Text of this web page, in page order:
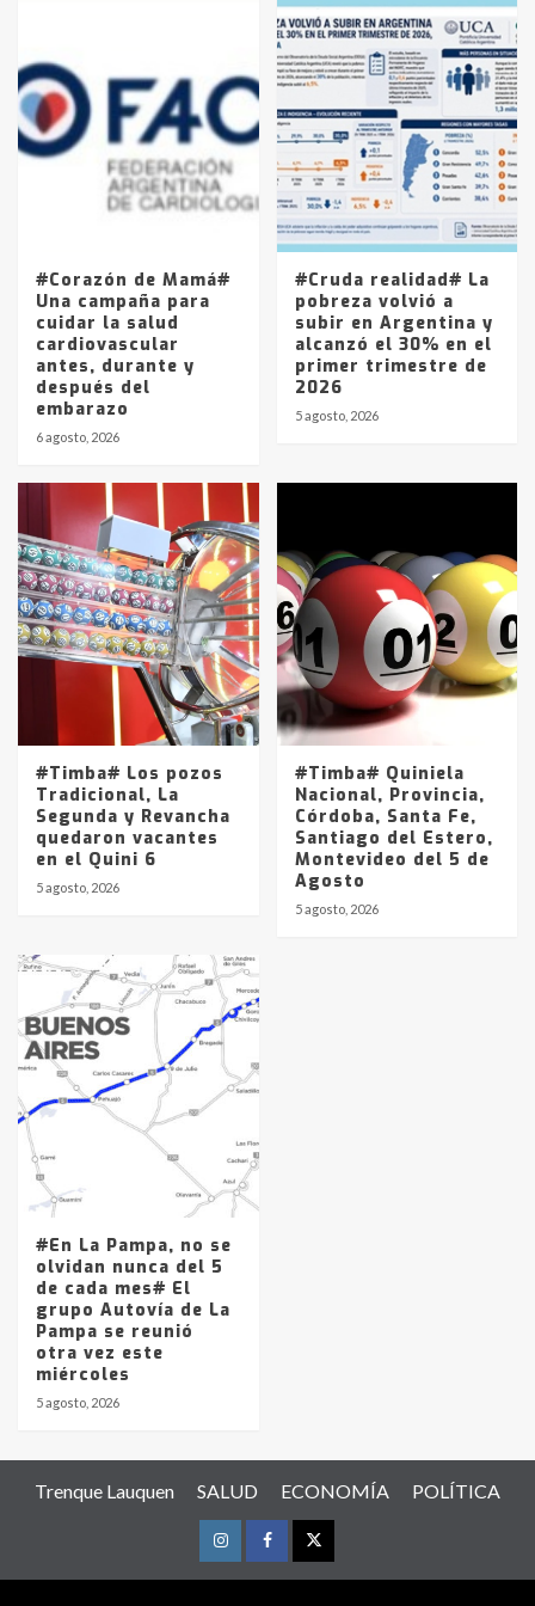
4
Accidente en Ruta 5: falleció un
joven de Trenque Lauquen
Los precios de los combustibles en
La Pampa, desde YPF hasta Axion
entre 857 a 1338 pesos
#Corazón de Mamá#
Una campaña para
cuidar la salud
cardiovascular
antes, durante y
después del
embarazo
6 agosto, 2026
#Cruda realidad# La
pobreza volvió a
subir en Argentina y
alcanzó el 30% en el
primer trimestre de
2026
5 agosto, 2026
#Timba# Los pozos
Tradicional, La
Segunda y Revancha
quedaron vacantes
en el Quini 6
5 agosto, 2026
#Timba# Quiniela
Nacional, Provincia,
Córdoba, Santa Fe,
Santiago del Estero,
Montevideo del 5 de
Agosto
5 agosto, 2026
#En La Pampa, no se
olvidan nunca del 5
de cada mes# El
grupo Autovía de La
Pampa se reunió
otra vez este
miércoles
5 agosto, 2026
Trenque Lauquen SALUD ECONOMÍA POLÍTICA
InstagramFacebookTwitter